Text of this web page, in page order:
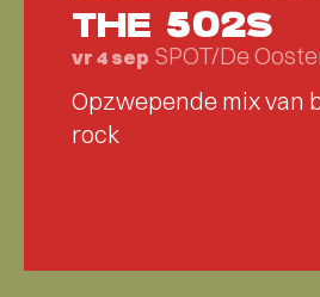
THE 502S
vr 4 sep SPOT/De
Opzwepende mix van
rock